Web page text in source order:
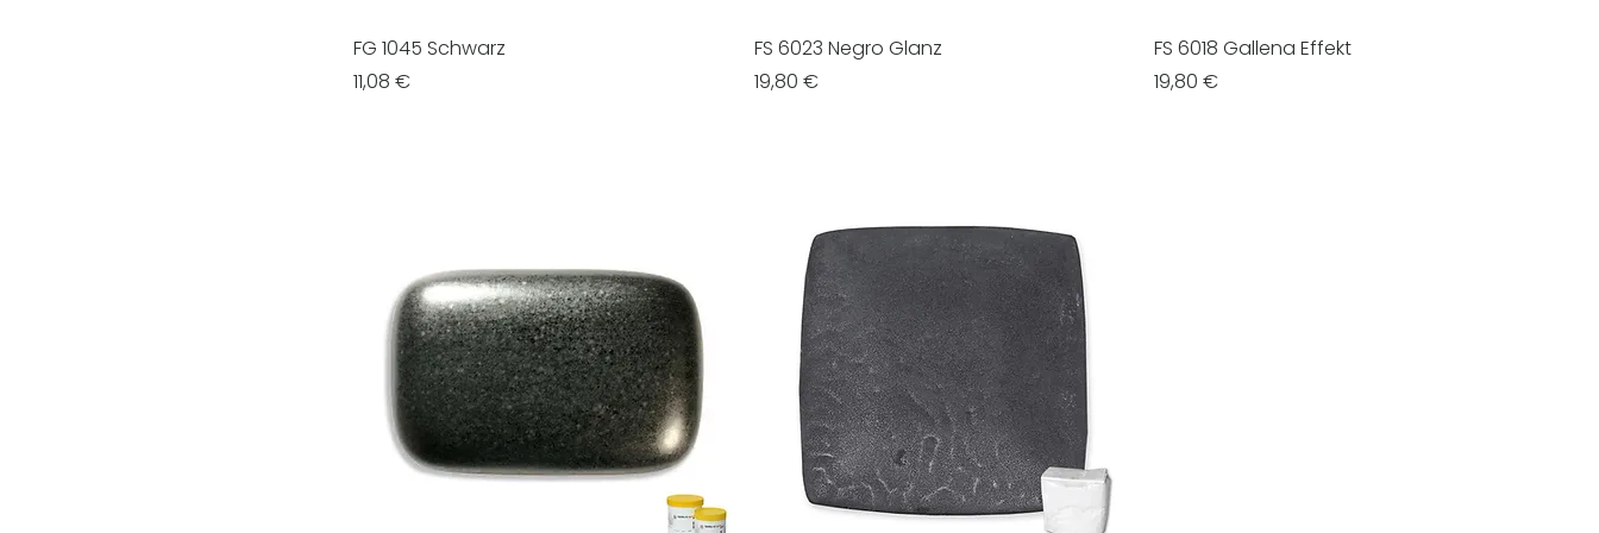
FG 1045 Schwarz
Prezzo
11,08 €
FS 6023 Negro Glanz
Prezzo
19,80 €
FS 6018 Gallena Effekt
Prezzo
19,80 €